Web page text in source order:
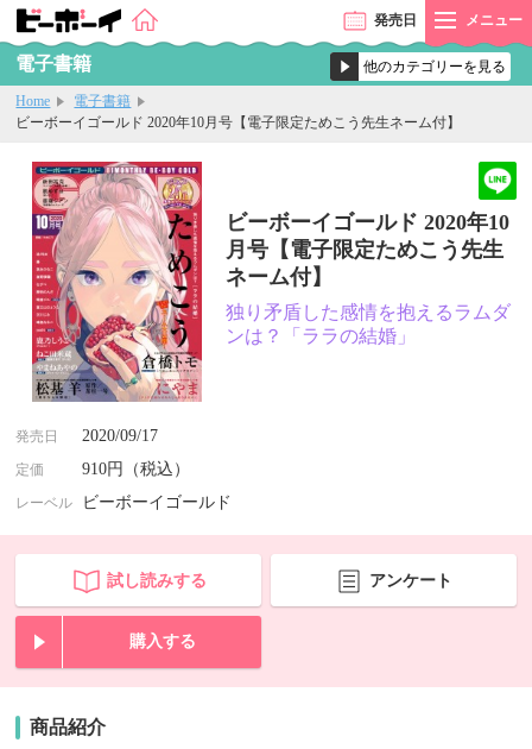
発売日 メニュー
電子書籍
Home
電子書籍
ビーボーイゴールド 2020年10月号【電子限定ためこう先生ネーム付】
ビーボーイゴールド 2020年10
月号【電子限定ためこう先生
ネーム付】
独り矛盾した感情を抱えるラムダ
ンは？「ララの結婚」
発売日 2020/09/17
定価 910円（税込）
レーベル ビーボーイゴールド
試し読みする アンケート
購入する
商品紹介